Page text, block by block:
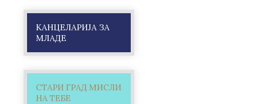
КАНЦЕЛАРИЈА ЗА
МЛАДЕ
СТАРИ ГРАД МИСЛИ
НА ТЕБЕ